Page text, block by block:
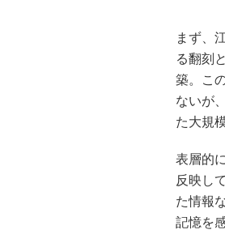
まず、
る翻刻
築。こ
ないが
た大規
表層的
反映し
た情報
記憶を